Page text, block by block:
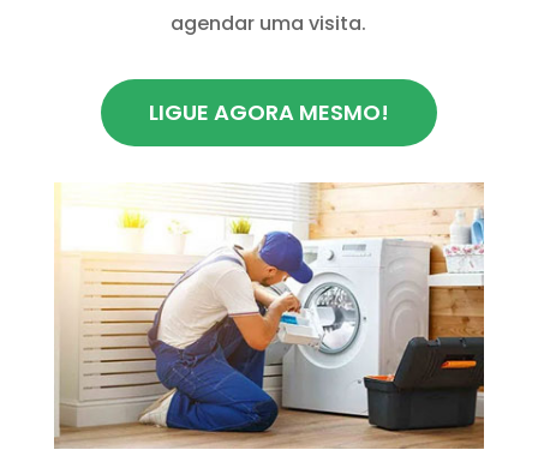
agendar uma visita.
LIGUE AGORA MESMO!